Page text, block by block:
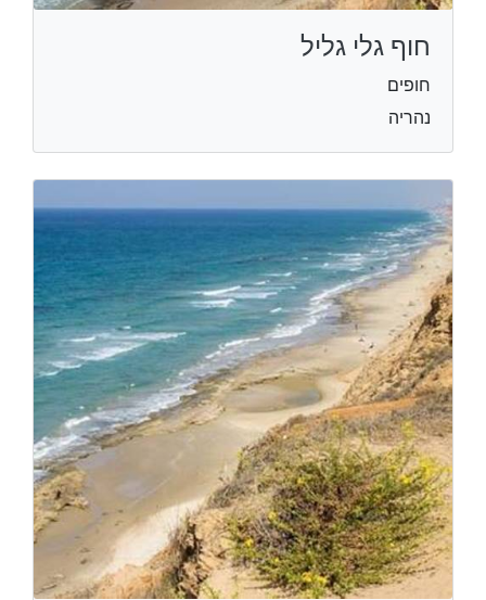
חוף גלי גליל
חופים
נהריה